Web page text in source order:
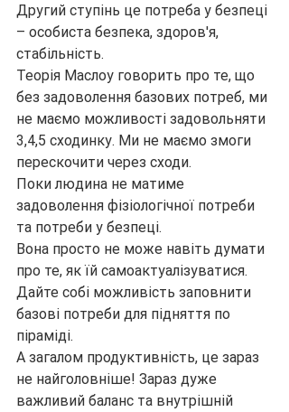
Другий ступінь це потреба у безпеці
– особиста безпека, здоров'я,
стабільність.
Теорія Маслоу говорить про те, що
без задоволення базових потреб, ми
не маємо можливості задовольняти
3,4,5 сходинку. Ми не маємо змоги
перескочити через сходи.
Поки людина не матиме
задоволення фізіологічної потреби
та потреби у безпеці.
Вона просто не може навіть думати
про те, як їй самоактуалізуватися.
Дайте собі можливість заповнити
базові потреби для підняття по
піраміді.
А загалом продуктивність, це зараз
не найголовніше! Зараз дуже
важливий баланс та внутрішній